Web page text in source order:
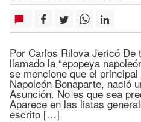
Por Carlos Rilova Jericó De
llamado la “epopeya
se mencione que el
Napoleón Bonaparte, nació
Asunción. No es que sea
Aparece en las listas
escrito […]